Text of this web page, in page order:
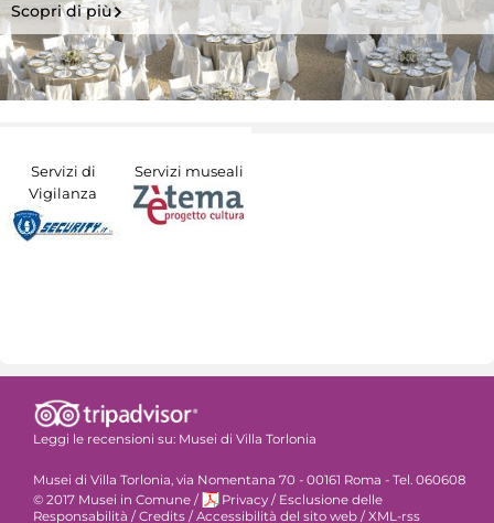
Scopri di più
Servizi di
Vigilanza
Servizi museali
Leggi le recensioni su: Musei di Villa Torlonia
Musei di Villa Torlonia, via Nomentana 70 - 00161 Roma - Tel. 060608
© 2017 Musei in Comune / Privacy / Esclusione delle
Responsabilità / Credits / Accessibilità del sito web / XML-rss